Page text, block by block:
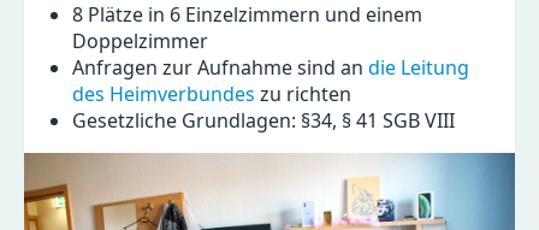
8 Plätze in 6 Einzelzimmern und einem
Doppelzimmer
Anfragen zur Aufnahme sind an die Leitung
des Heimverbundes zu richten
Gesetzliche Grundlagen: §34, § 41 SGB VIII